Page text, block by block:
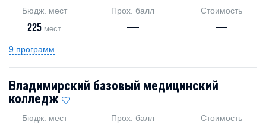
Бюдж. мест
225 мест
Прох. балл
—
Стоимость
—
9 программ
Владимирский базовый медицинский
колледж
Бюдж. мест Прох. балл Стоимость